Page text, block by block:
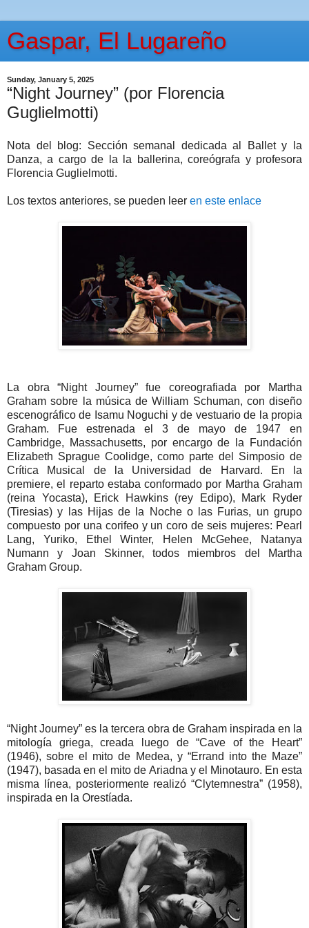
Gaspar, El Lugareño
Sunday, January 5, 2025
“Night Journey” (por Florencia
Guglielmotti)
Nota del blog: Sección semanal dedicada al Ballet y la
Danza, a cargo de la la ballerina, coreógrafa y profesora
Florencia Guglielmotti.
Los textos anteriores, se pueden leer en este enlace
La obra “Night Journey” fue coreografiada por Martha
Graham sobre la música de William Schuman, con diseño
escenográfico de Isamu Noguchi y de vestuario de la propia
Graham. Fue estrenada el 3 de mayo de 1947 en
Cambridge, Massachusetts, por encargo de la Fundación
Elizabeth Sprague Coolidge, como parte del Simposio de
Crítica Musical de la Universidad de Harvard. En la
premiere, el reparto estaba conformado por Martha Graham
(reina Yocasta), Erick Hawkins (rey Edipo), Mark Ryder
(Tiresias) y las Hijas de la Noche o las Furias, un grupo
compuesto por una corifeo y un coro de seis mujeres: Pearl
Lang, Yuriko, Ethel Winter, Helen McGehee, Natanya
Numann y Joan Skinner, todos miembros del Martha
Graham Group.
“Night Journey” es la tercera obra de Graham inspirada en la
mitología griega, creada luego de “Cave of the Heart”
(1946), sobre el mito de Medea, y “Errand into the Maze”
(1947), basada en el mito de Ariadna y el Minotauro. En esta
misma línea, posteriormente realizó “Clytemnestra” (1958),
inspirada en la Orestíada.